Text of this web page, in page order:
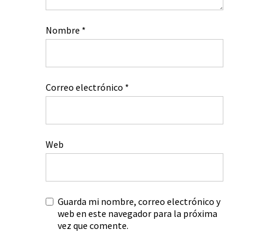
Nombre *
Correo electrónico *
Web
Guarda mi nombre, correo electrónico y
web en este navegador para la próxima
vez que comente.